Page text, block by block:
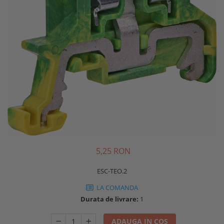
5,25 RON
ESC-TEO.2
LA COMANDA
Durata de livrare: 1
ADAUGA IN COS